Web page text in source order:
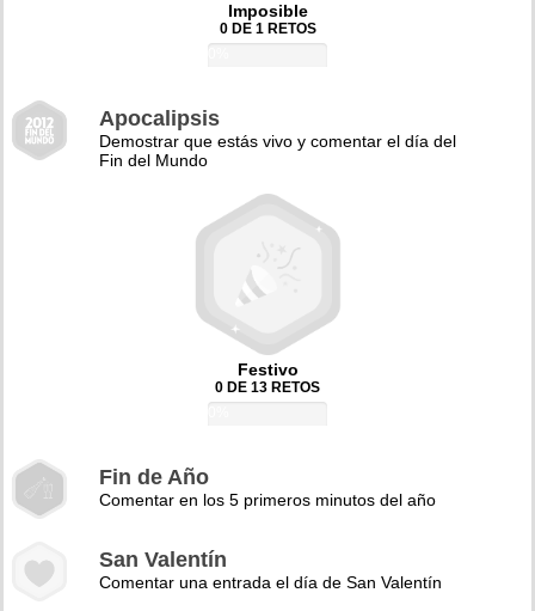
Imposible
0 DE 1 RETOS
Apocalipsis
Demostrar que estás vivo y comentar el día del
Fin del Mundo
Festivo
0 DE 13 RETOS
Fin de Año
Comentar en los 5 primeros minutos del año
San Valentín
Comentar una entrada el día de San Valentín